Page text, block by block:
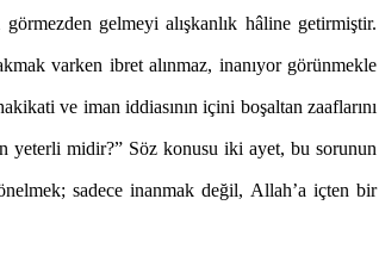
gelmeyi alışkanlık hâline getirmiştir.
varken ibret alınmaz, inanıyor görünmekle
ve iman iddiasının içini boşaltan zaaflarını
yeterli midir?” Söz konusu iki ayet, bu sorunun
sadece inanmak değil, Allah’a içten bir